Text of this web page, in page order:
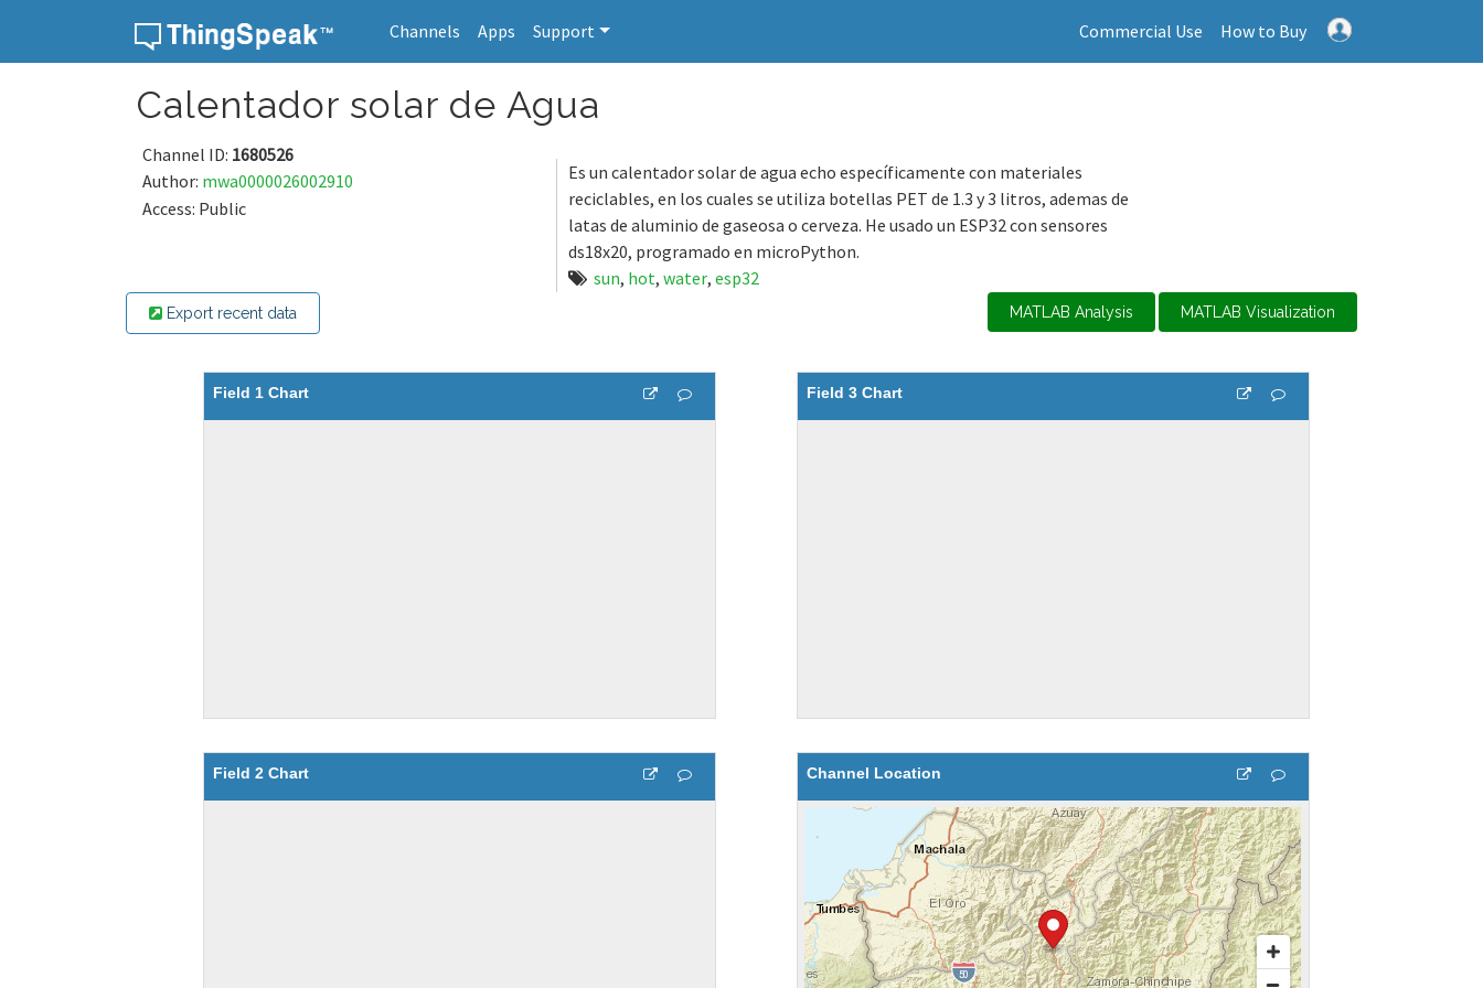
Channels Apps Support Commercial Use How to Buy
Calentador solar de Agua
Channel ID: 1680526
Author: mwa0000026002910
Access: Public
Es un calentador solar de agua echo específicamente con materiales
reciclables, en los cuales se utiliza botellas PET de 1.3 y 3 litros, ademas de
latas de aluminio de gaseosa o cerveza. He usado un ESP32 con sensores
ds18x20, programado en microPython.
sun, hot, water, esp32
Export recent data MATLAB Analysis MATLAB Visualization
Field 1 Chart Field 3 Chart
Field 2 Chart Channel Location